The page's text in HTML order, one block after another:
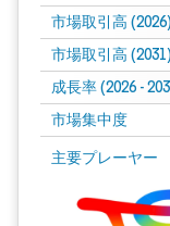
市場取引高 (2026)
市場取引高 (2031)
成長率 (2026 -
市場集中度
主要プレーヤー
画像 © Mordor